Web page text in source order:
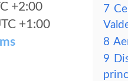
+2:00
+1:00
7
8
9